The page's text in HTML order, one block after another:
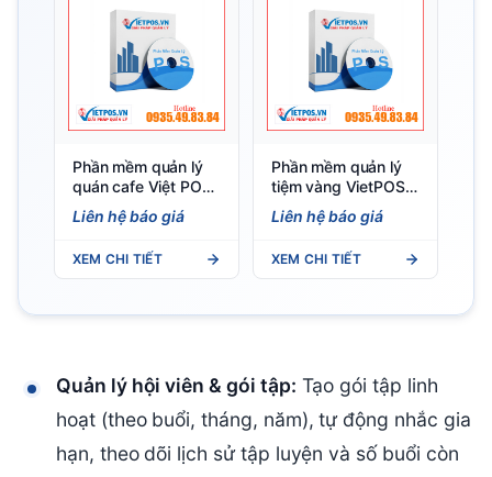
Phần mềm quản lý
quán cafe Việt POS
— Order QR, BOM
topping, AI cảnh
Liên hệ báo giá
XEM CHI TIẾT
Phần mềm quản lý
tiệm vàng VietPOS
— In tem chuẩn
TT22, quản lý gia
Liên hệ báo giá
XEM CHI TIẾT
Quản lý hội viên & gói tập: Tạo gói tập linh
hoạt (theo buổi, tháng, năm), tự động nhắc gia
hạn, theo dõi lịch sử tập luyện và số buổi còn